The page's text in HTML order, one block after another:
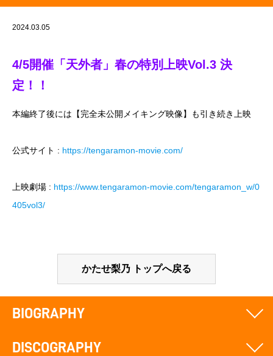
2024.03.05
4/5開催「天外者」春の特別上映Vol.3 決
定！！
本編終了後には【完全未公開メイキング映像】も引き続き上映
公式サイト : https://tengaramon-movie.com/
上映劇場 : https://www.tengaramon-movie.com/tengaramon_w/0
405vol3/
かたせ梨乃 トップへ戻る
BIOGRAPHY
DISCOGRAPHY